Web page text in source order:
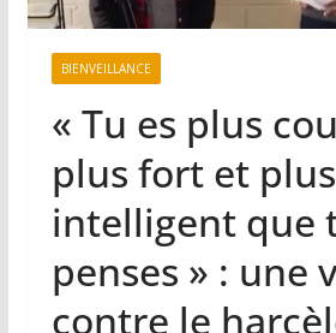
BIENVEILLANCE
« Tu es plus
plus fort et plus
intelligent que
penses » : une
contre le